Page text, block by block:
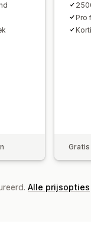
Pro
Alle prijsopties